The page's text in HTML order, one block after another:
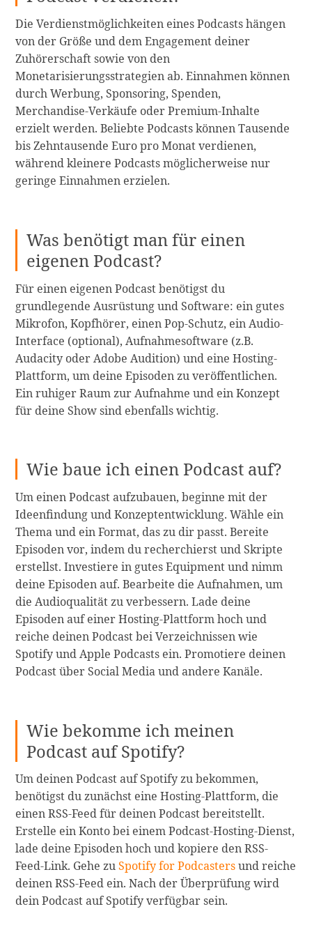
Die Verdienstmöglichkeiten eines Podcasts hängen
von der Größe und dem Engagement deiner
Zuhörerschaft sowie von den
Monetarisierungsstrategien ab. Einnahmen können
durch Werbung, Sponsoring, Spenden,
Merchandise-Verkäufe oder Premium-Inhalte
erzielt werden. Beliebte Podcasts können Tausende
bis Zehntausende Euro pro Monat verdienen,
während kleinere Podcasts möglicherweise nur
geringe Einnahmen erzielen.
Was benötigt man für einen
eigenen Podcast?
Für einen eigenen Podcast benötigst du
grundlegende Ausrüstung und Software: ein gutes
Mikrofon, Kopfhörer, einen Pop-Schutz, ein Audio-
Interface (optional), Aufnahmesoftware (z.B.
Audacity oder Adobe Audition) und eine Hosting-
Plattform, um deine Episoden zu veröffentlichen.
Ein ruhiger Raum zur Aufnahme und ein Konzept
für deine Show sind ebenfalls wichtig.
Wie baue ich einen Podcast auf?
Um einen Podcast aufzubauen, beginne mit der
Ideenfindung und Konzeptentwicklung. Wähle ein
Thema und ein Format, das zu dir passt. Bereite
Episoden vor, indem du recherchierst und Skripte
erstellst. Investiere in gutes Equipment und nimm
deine Episoden auf. Bearbeite die Aufnahmen, um
die Audioqualität zu verbessern. Lade deine
Episoden auf einer Hosting-Plattform hoch und
reiche deinen Podcast bei Verzeichnissen wie
Spotify und Apple Podcasts ein. Promotiere deinen
Podcast über Social Media und andere Kanäle.
Wie bekomme ich meinen
Podcast auf Spotify?
Um deinen Podcast auf Spotify zu bekommen,
benötigst du zunächst eine Hosting-Plattform, die
einen RSS-Feed für deinen Podcast bereitstellt.
Erstelle ein Konto bei einem Podcast-Hosting-Dienst,
lade deine Episoden hoch und kopiere den RSS-
Feed-Link. Gehe zuSpotify for Podcastersund reiche
deinen RSS-Feed ein. Nach der Überprüfung wird
dein Podcast auf Spotify verfügbar sein.